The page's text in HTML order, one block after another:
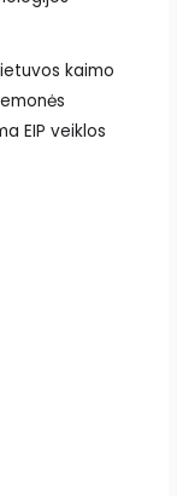
kaimo
EIP veiklos